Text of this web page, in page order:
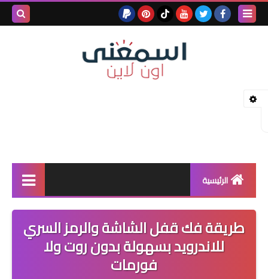
الرئيسية
خدمات بلوجر
بلوجر
كيف تربح
طريقة فك قفل الشاشة والرمز السري
للاندرويد بسهولة بدون روت ولا
فورمات